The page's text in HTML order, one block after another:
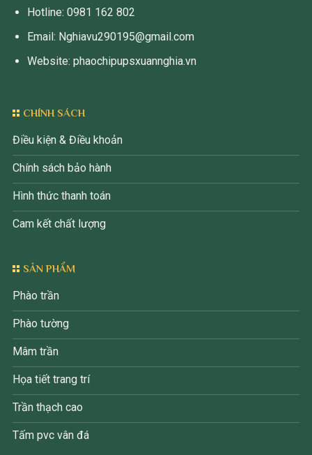
Hotline: 0981 162 802
Email: Nghiavu290195@gmail.com
Website: phaochipupsxuannghia.vn
CHÍNH SÁCH
Điều kiện & Điều khoản
Chính sách bảo hành
Hình thức thanh toán
Cam kết chất lượng
SẢN PHẨM
Phào trần
Phào tường
Mâm trần
Họa tiết trang trí
Trần thạch cao
Tấm pvc vân đá